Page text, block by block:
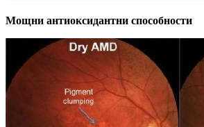
Мощни антиоксидантни способности